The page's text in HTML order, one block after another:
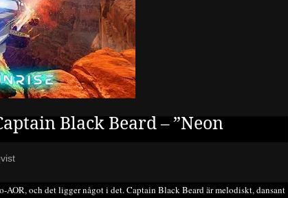
Black Beard – ”Neon
och det ligger något i det. Captain Black Beard är melodiskt, dansant